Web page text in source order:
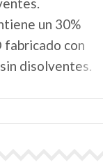
un 30%
fabricado con
disolventes.